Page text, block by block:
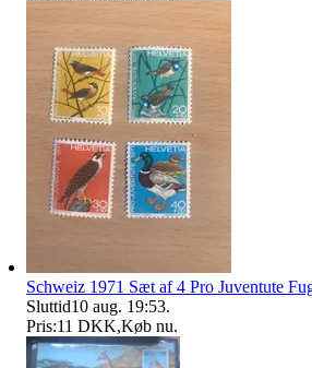
Schweiz 1971 Sæt af 4 Pro Juventute
Sluttid10 aug. 19:53.
Pris:11 DKK,Køb nu.